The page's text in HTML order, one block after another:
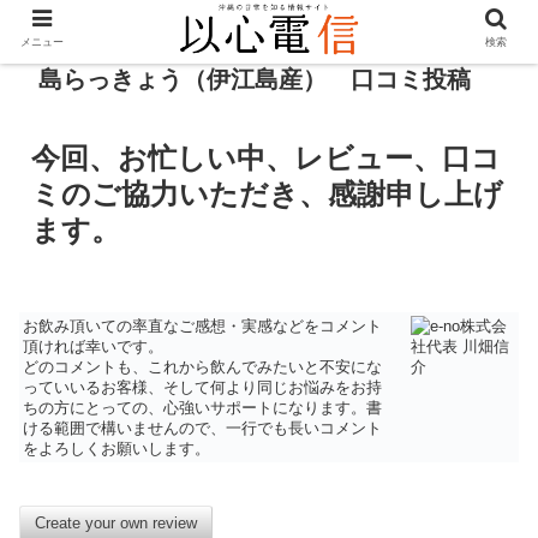
島らっきょう（伊江島産） 口コミ投稿
今回、お忙しい中、レビュー、口コ
ミのご協力いただき、感謝申し上げ
ます。
お飲み頂いての率直なご感想・実感などをコメント
頂ければ幸いです。
どのコメントも、これから飲んでみたいと不安にな
っていいるお客様、そして何より同じお悩みをお持
ちの方にとっての、心強いサポートになります。書
ける範囲で構いませんので、一行でも長いコメント
をよろしくお願いします。
Create your own review
メニュー 検索